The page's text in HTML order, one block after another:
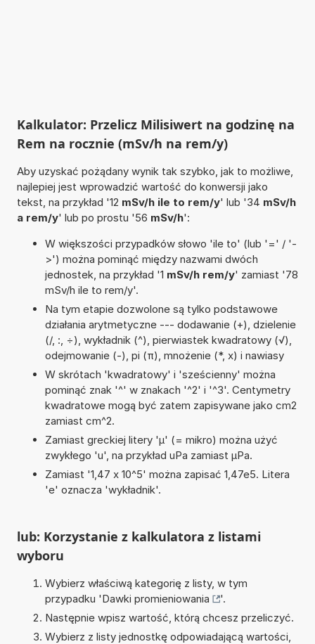
Kalkulator: Przelicz Milisiwert na godzinę na
Rem na rocznie (mSv/h na rem/y)
Aby uzyskać pożądany wynik tak szybko, jak to możliwe,
najlepiej jest wprowadzić wartość do konwersji jako
tekst, na przykład '12 mSv/h ile to rem/y' lub '34 mSv/h
a rem/y' lub po prostu '56 mSv/h':
W większości przypadków słowo 'ile to' (lub '=' / '-
>') można pominąć między nazwami dwóch
jednostek, na przykład '1 mSv/h rem/y' zamiast '78
mSv/h ile to rem/y'.
Na tym etapie dozwolone są tylko podstawowe
działania arytmetyczne --- dodawanie (+), dzielenie
(/, :, ÷), wykładnik (^), pierwiastek kwadratowy (√),
odejmowanie (-), pi (π), mnożenie (*, x) i nawiasy
W skrótach 'kwadratowy' i 'sześcienny' można
pominąć znak '^' w znakach '^2' i '^3'. Centymetry
kwadratowe mogą być zatem zapisywane jako cm2
zamiast cm^2.
Zamiast greckiej litery 'µ' (= mikro) można użyć
zwykłego 'u', na przykład uPa zamiast µPa.
Zamiast '1,47 x 10^5' można zapisać 1,47e5. Litera
'e' oznacza 'wykładnik'.
lub: Korzystanie z kalkulatora z listami
wyboru
Wybierz właściwą kategorię z listy, w tym
przypadku 'Dawki promieniowania
'.
Następnie wpisz wartość, którą chcesz przeliczyć.
Wybierz z listy jednostkę odpowiadającą wartości,